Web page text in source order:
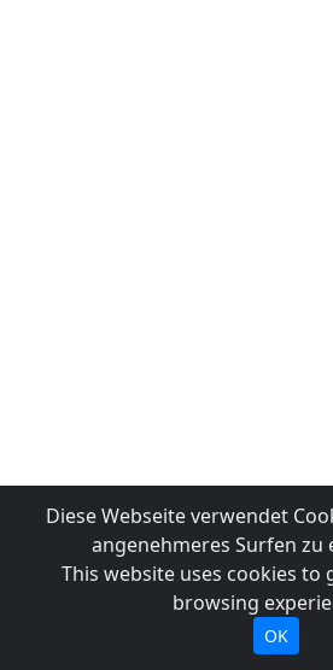
Diese Webseite verwendet
angenehmeres Surfen zu
This website uses cookies to
browsing
OK